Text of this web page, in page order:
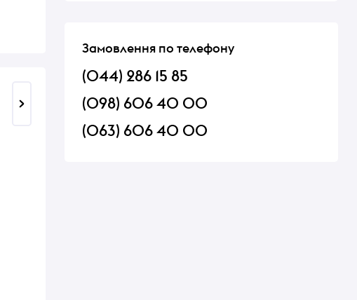
Замовлення по телефону
(044) 286 15 85
(098) 606 40 00
(063) 606 40 00